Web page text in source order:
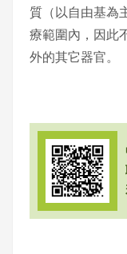
質（以自由基為
療範圍內，因此
外的其它器官。